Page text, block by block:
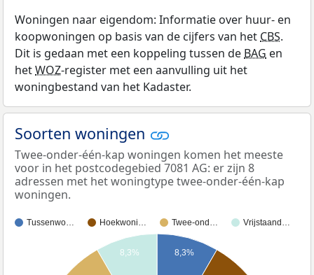
Woningen naar eigendom: Informatie over huur- en
koopwoningen op basis van de cijfers van het CBS.
Dit is gedaan met een koppeling tussen de BAG en
hetWOZ-register met een aanvulling uit het
woningbestand van het Kadaster.
Soorten woningen
Twee-onder-één-kap woningen komen het meeste
voor in het postcodegebied 7081 AG: er zijn 8
adressen met het woningtype twee-onder-één-kap
woningen.
Tussenwo… Hoekwoni… Twee-ond… Vrijstaand…
8,3%
8,3%